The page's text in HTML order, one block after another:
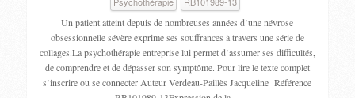
Un patient atteint depuis de nombreuses années d’une névrose
obsessionnelle sévère exprime ses souffrances à travers une série de
collages.La psychothérapie entreprise lui permet d’assumer ses difficultés,
de comprendre et de dépasser son symptôme. Pour lire le texte complet
s’inscrire ou se connecter Auteur Verdeau-Paillès Jacqueline Référence